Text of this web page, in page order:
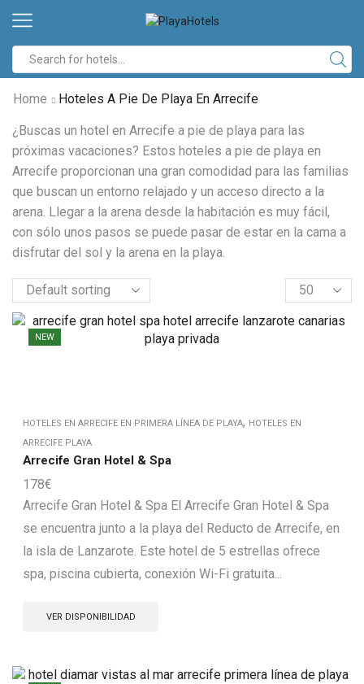
input
Home Hoteles A Pie De Playa En Arrecife
¿Buscas un hotel en Arrecife a pie de playa para las
próximas vacaciones? Estos hoteles a pie de playa en
Arrecife proporcionan una gran comodidad para las familias
que buscan un entorno relajado y un acceso directo a la
arena. Llegar a la arena desde la habitación es muy fácil,
con sólo unos pasos se puede pasar de estar en la cama a
disfrutar del sol y la arena en la playa.
Products
per
page
NEW
HOTELES EN ARRECIFE EN PRIMERA LÍNEA DE PLAYA, HOTELES EN
ARRECIFE PLAYA
Arrecife Gran Hotel & Spa
178€
Arrecife Gran Hotel & Spa El Arrecife Gran Hotel & Spa
se encuentra junto a la playa del Reducto de Arrecife, en
la isla de Lanzarote. Este hotel de 5 estrellas ofrece
spa, piscina cubierta, conexión Wi-Fi gratuita...
VER DISPONIBILIDAD